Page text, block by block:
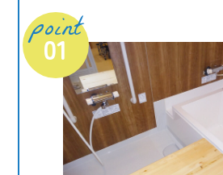
退職金制度：あり
定年制度：65歳定年制/70
制度あり
備考： 産休育休制度、企
サキッズ保育園)
point
01